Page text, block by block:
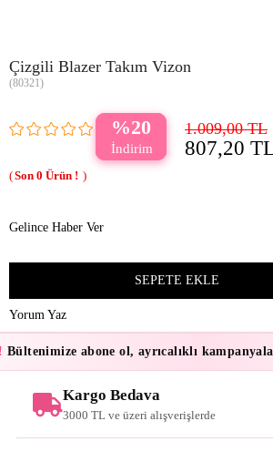
Çizgili Blazer Takım Vizon
(80321)
20 1.009,00 TL
807,20
0
Gelince Haber Ver
Yorum Yaz
Bültenimize abone ol, ayrıcalıklı
Kargo Bedava
3000 TL ve üzeri alışverişlerde